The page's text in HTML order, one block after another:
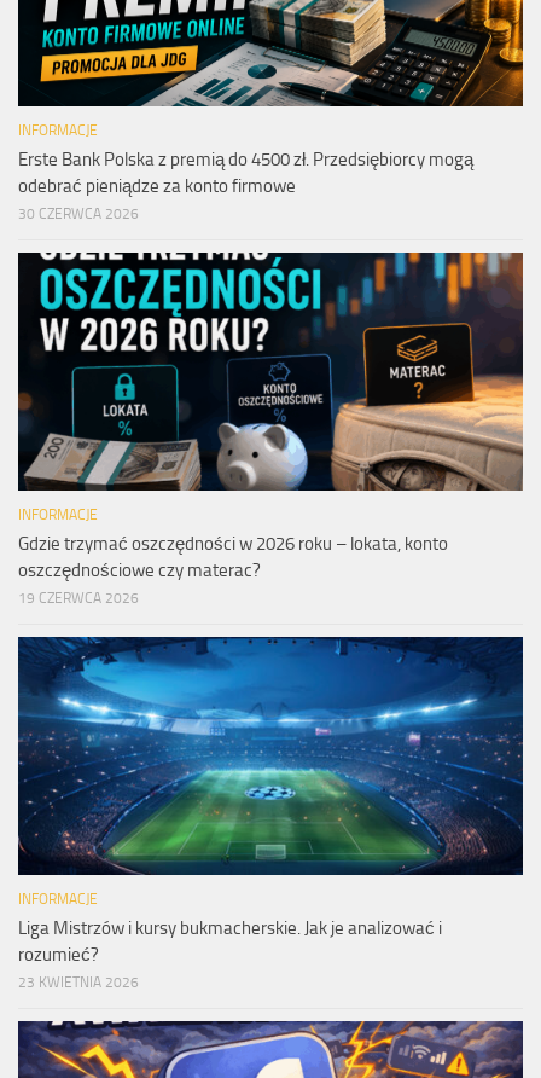
INFORMACJE
Erste Bank Polska z premią do 4500 zł. Przedsiębiorcy mogą
odebrać pieniądze za konto firmowe
30 CZERWCA 2026
INFORMACJE
Gdzie trzymać oszczędności w 2026 roku – lokata, konto
oszczędnościowe czy materac?
19 CZERWCA 2026
INFORMACJE
Liga Mistrzów i kursy bukmacherskie. Jak je analizować i
rozumieć?
23 KWIETNIA 2026